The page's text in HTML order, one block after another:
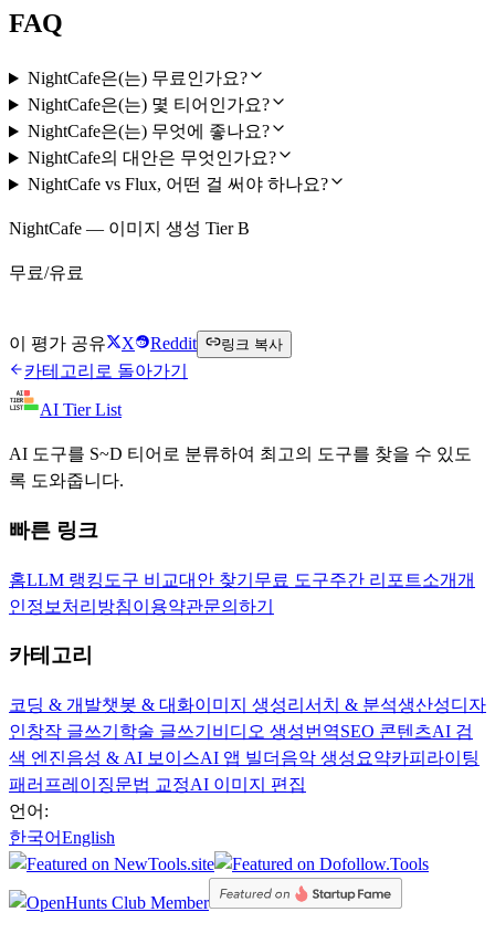
FAQ
NightCafe은(는) 무료인가요?
NightCafe은(는) 몇 티어인가요?
NightCafe은(는) 무엇에 좋나요?
NightCafe의 대안은 무엇인가요?
NightCafe vs Flux, 어떤 걸 써야 하나요?
NightCafe — 이미지 생성 Tier B
무료/유료
이 평가 공유 X Reddit 링크 복사
카테고리로 돌아가기
AI Tier List
AI 도구를 S~D 티어로 분류하여 최고의 도구를 찾을 수 있도
록 도와줍니다.
빠른 링크
홈LLM 랭킹 도구 비교대안 찾기 무료 도구주간 리포트소개개
인정보처리방침이용약관문의하기
카테고리
코딩 & 개발챗봇 & 대화이미지 생성리서치 & 분석생산성디자
인창작 글쓰기 학술 글쓰기 비디오 생성번역SEO 콘텐츠AI 검
색 엔진음성 & AI 보이스AI 앱 빌더 음악 생성 요약카피라이팅
패러프레이징문법 교정AI 이미지 편집
언어:
한국어English